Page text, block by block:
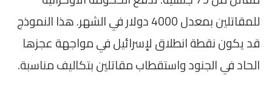
للمقاتلين بمعدل 4000 دولار في الشهر. هذا النموذج
قد يكون نقطة انطلاق لإسرائيل في مواجهة عجزها
الحاد في الجنود واستقطاب مقاتلين بتكاليف مناسبة.